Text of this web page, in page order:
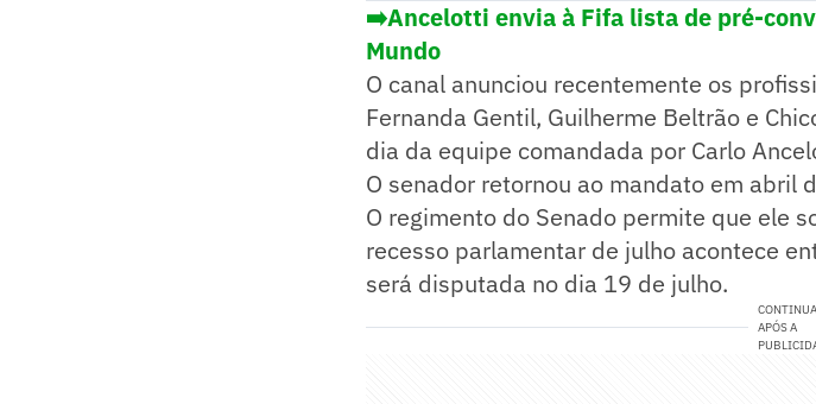
➡️Ancelotti envia à Fifa lista de pré-
Mundo
O canal anunciou recentemente os
Fernanda Gentil, Guilherme Beltrão e
dia da equipe comandada por Carlo
O senador retornou ao mandato em abril
O regimento do Senado permite que ele
recesso parlamentar de julho acontece
será disputada no dia 19 de julho.
CONTINUA
APÓS A